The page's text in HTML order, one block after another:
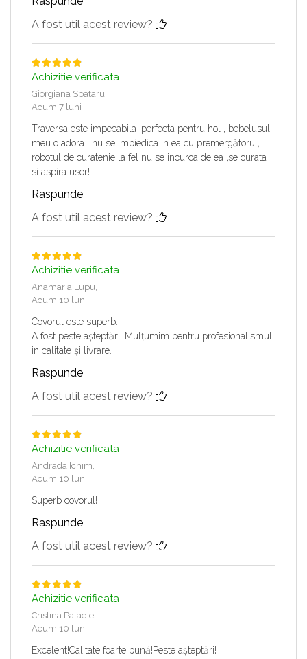
A fost util acest review?
Achizitie verificata
Giorgiana Spataru,
Acum 7 luni
Traversa este impecabila ,perfecta pentru hol , bebelusul
meu o adora , nu se impiedica in ea cu premergătorul,
robotul de curatenie la fel nu se incurca de ea ,se curata
si aspira usor!
Raspunde
A fost util acest review?
Achizitie verificata
Anamaria Lupu,
Acum 10 luni
Covorul este superb.
A fost peste așteptări. Mulțumim pentru profesionalismul
in calitate și livrare.
Raspunde
A fost util acest review?
Achizitie verificata
Andrada Ichim,
Acum 10 luni
Superb covorul!
Raspunde
A fost util acest review?
Achizitie verificata
Cristina Paladie,
Acum 10 luni
Excelent!Calitate foarte bună!Peste așteptări!